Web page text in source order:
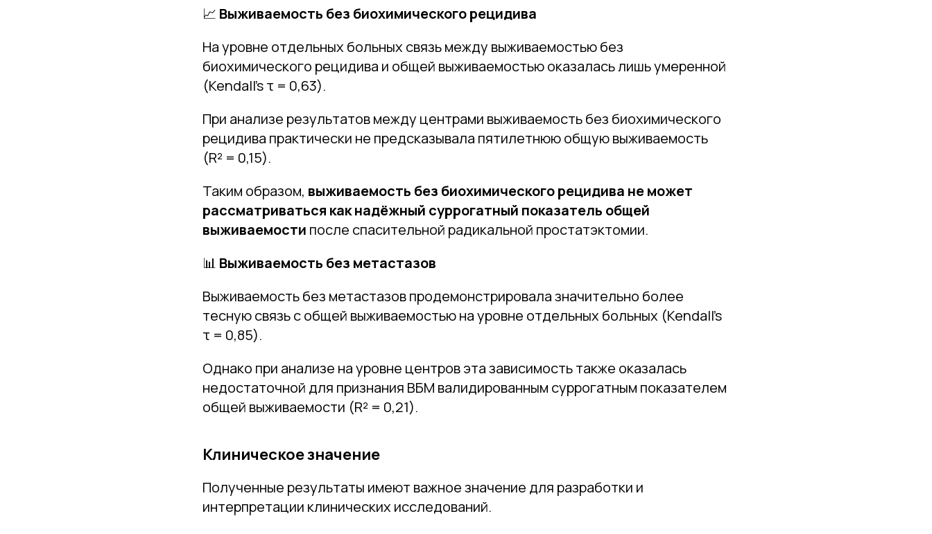
📈 Выживаемость без биохимического рецидива
На уровне отдельных больных связь между выживаемостью без
биохимического рецидива и общей выживаемостью оказалась лишь умеренной
(Kendall's τ = 0,63).
При анализе результатов между центрами выживаемость без биохимического
рецидива практически не предсказывала пятилетнюю общую выживаемость
(R² = 0,15).
Таким образом, выживаемость без биохимического рецидива не может
рассматриваться как надёжный суррогатный показатель общей
выживаемости после спасительной радикальной простатэктомии.
📊 Выживаемость без метастазов
Выживаемость без метастазов продемонстрировала значительно более
тесную связь с общей выживаемостью на уровне отдельных больных (Kendall's
τ = 0,85).
Однако при анализе на уровне центров эта зависимость также оказалась
недостаточной для признания ВБМ валидированным суррогатным показателем
общей выживаемости (R² = 0,21).
Клиническое значение
Полученные результаты имеют важное значение для разработки и
интерпретации клинических исследований.